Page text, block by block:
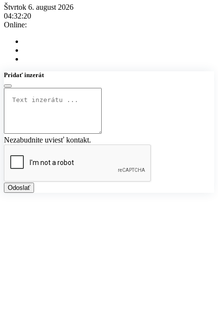
Štvrtok 6. august 2026
04:32:20
Online:
Pridať inzerát
Nezabudnite uviesť kontakt.
Odoslať